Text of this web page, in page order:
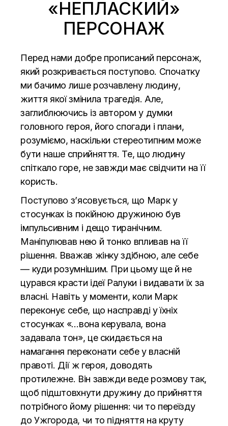
«НЕПЛАСКИЙ»
ПЕРСОНАЖ
Перед нами добре прописаний персонаж,
який розкривається поступово. Спочатку
ми бачимо лише розчавлену людину,
життя якої змінила трагедія. Але,
заглиблюючись із автором у думки
головного героя, його спогади і плани,
розуміємо, наскільки стереотипним може
бути наше сприйняття. Те, що людину
спіткало горе, не завжди має свідчити на її
користь.
Поступово з’ясовується, що Марк у
стосунках із покійною дружиною був
імпульсивним і дещо тиранічним.
Маніпулював нею й тонко впливав на її
рішення. Вважав жінку здібною, але себе
— куди розумнішим. При цьому ще й не
цурався красти ідеї Ралуки і видавати їх за
власні. Навіть у моменти, коли Марк
переконує себе, що насправді у їхніх
стосунках «…вона керувала, вона
задавала тон», це скидається на
намагання переконати себе у власній
правоті. Дії ж героя, доводять
протилежне. Він завжди веде розмову так,
щоб підштовхнути дружину до прийняття
потрібного йому рішення: чи то переїзду
до Ужгорода, чи то підняття на круту